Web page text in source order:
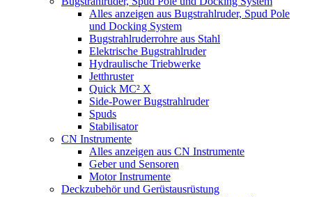
Alles anzeigen aus Bugstrahlruder, Spud Pole
und Docking System
Bugstrahlruderrohre aus Stahl
Elektrische Bugstrahlruder
Hydraulische Triebwerke
Jetthruster
Quick MC² X
Side-Power Bugstrahlruder
Spuds
Stabilisator
CN Instrumente
Alles anzeigen aus CN Instrumente
Geber und Sensoren
Motor Instrumente
Deckzubehör und Gerüstausrüstung